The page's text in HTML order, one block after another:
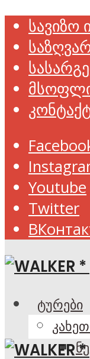
სავიზო
Youtube
Twitter
ტურები